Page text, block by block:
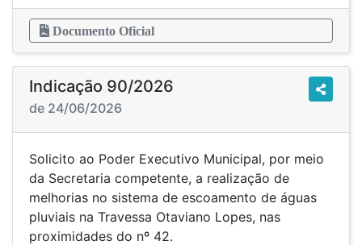
Documento Oficial
Indicação 90/2026
de 24/06/2026
Solicito ao Poder Executivo Municipal, por meio
da Secretaria competente, a realização de
melhorias no sistema de escoamento de águas
pluviais na Travessa Otaviano Lopes, nas
proximidades do nº 42.